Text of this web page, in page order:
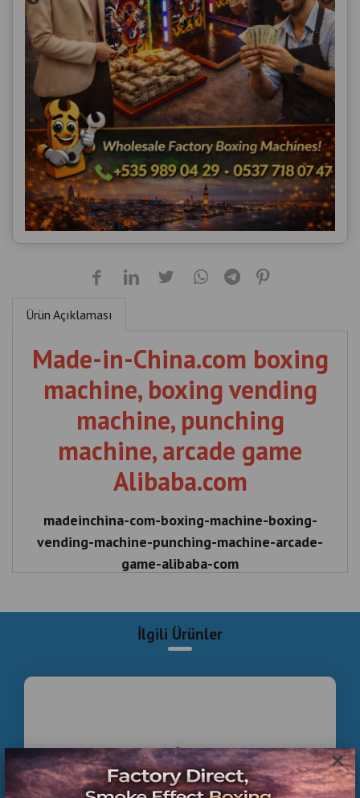
×
Ürün Açıklaması
Made-in-China.com boxing
machine, boxing vending
machine, punching
machine, arcade game
Alibaba.com
madeinchina-com-boxing-machine-boxing-
vending-machine-punching-machine-arcade-
game-alibaba-com
Alibaba.com
Made-in , China , com , boxing , machine , vending ,
İlgili Ürünler